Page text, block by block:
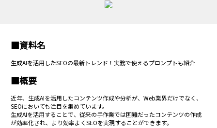
■資料名
生成AIを活用したSEOの最新トレンド！実務で使えるプロンプトも紹介
■概要
近年、生成AIを活用したコンテンツ作成や分析が、Web業界だけでなく、
SEOにおいても注目を集めています。
生成AIを活用することで、従来の手作業では困難だったコンテンツの作成
が効率化され、より効率よくSEOを実現することができます。